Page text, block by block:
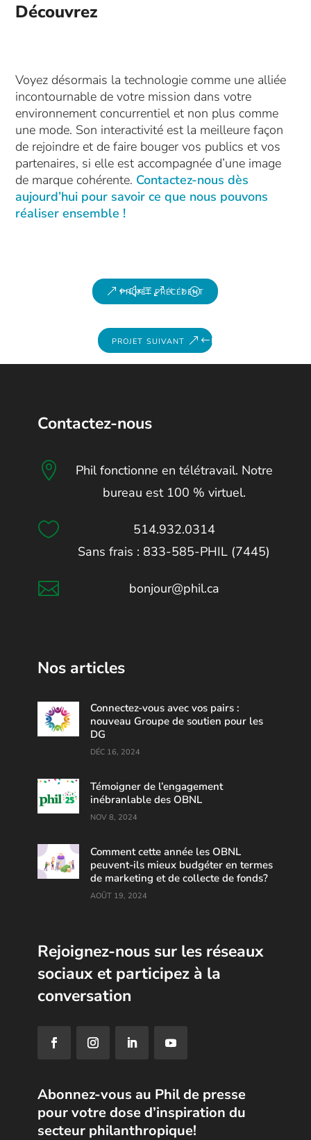
Découvrez
Voyez désormais la technologie comme une alliée
incontournable de votre mission dans votre
environnement concurrentiel et non plus comme
une mode. Son interactivité est la meilleure façon
de rejoindre et de faire bouger vos publics et vos
partenaires, si elle est accompagnée d’une image
de marque cohérente. Contactez-nous dès
aujourd’hui pour savoir ce que nous pouvons
réaliser ensemble !
projet précédent
projet suivant
Contactez-nous

Phil fonctionne en télétravail. Notre
bureau est 100 % virtuel.

514.932.0314
Sans frais : 833-585-PHIL (7445)
 bonjour@phil.ca
Nos articles
Connectez-vous avec vos pairs :
nouveau Groupe de soutien pour les
DG
DÉC 16, 2024
Témoigner de l’engagement
inébranlable des OBNL
NOV 8, 2024
Comment cette année les OBNL
peuvent-ils mieux budgéter en termes
de marketing et de collecte de fonds?
AOÛT 19, 2024
Rejoignez-nous sur les réseaux
sociaux et participez à la
conversation
Abonnez-vous au Phil de presse
pour votre dose d’inspiration du
secteur philanthropique!